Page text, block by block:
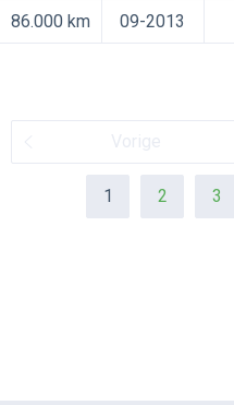
86.000 km 09-2013
1 2 3